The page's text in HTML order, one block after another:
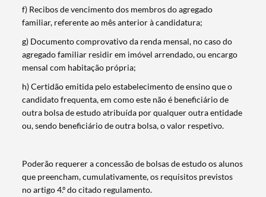
Termo de Pesquisa
Categorias gerais
f) Recibos de vencimento dos membros do agregado
familiar, referente ao mês anterior à candidatura;
g) Documento comprovativo da renda mensal, no caso do
agregado familiar residir em imóvel arrendado, ou encargo
mensal com habitação própria;
h) Certidão emitida pelo estabelecimento de ensino que o
candidato frequenta, em como este não é beneficiário de
outra bolsa de estudo atribuída por qualquer outra entidade
ou, sendo beneficiário de outra bolsa, o valor respetivo.
Poderão requerer a concessão de bolsas de estudo os alunos
que preencham, cumulativamente, os requisitos previstos
no artigo 4.º do citado regulamento.